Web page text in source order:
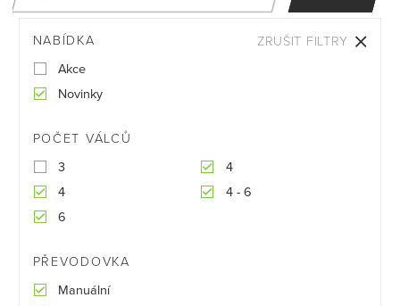
NABÍDKA
Akce
Novinky
POČET VÁLCŮ
3
4
4
4 - 6
6
PŘEVODOVKA
Manuální
ZRUŠIT FILTRY